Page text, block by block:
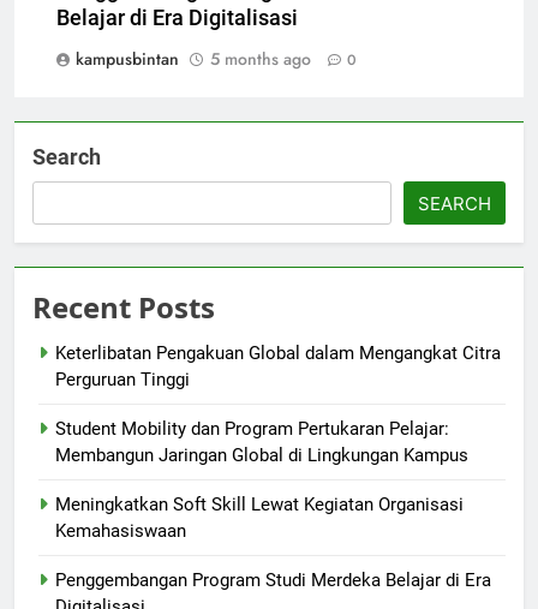
Belajar di Era Digitalisasi
kampusbintan
5 months ago 0
Search
SEARCH
Recent Posts
Keterlibatan Pengakuan Global dalam Mengangkat Citra
Perguruan Tinggi
Student Mobility dan Program Pertukaran Pelajar:
Membangun Jaringan Global di Lingkungan Kampus
Meningkatkan Soft Skill Lewat Kegiatan Organisasi
Kemahasiswaan
Penggembangan Program Studi Merdeka Belajar di Era